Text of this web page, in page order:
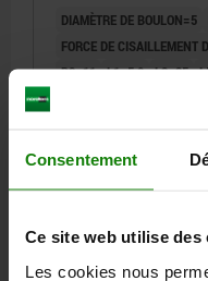
Consentement
Ce site web utilise des
Les cookies nous
DIAMÈTRE DE BOULON=5
FORCE DE CISAILLEMENT
D3=11 L1=5,9 L2=25
31,43 €
hors frais d’envoi